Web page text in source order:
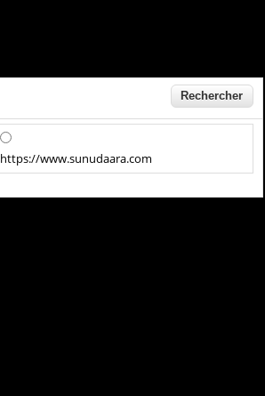
https://www.sunudaara.com